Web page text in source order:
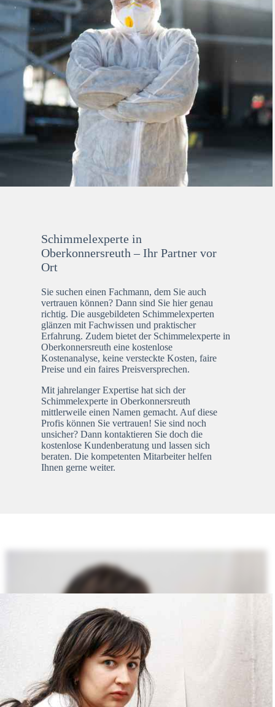
Schimmelexperte in
Oberkonnersreuth – Ihr Partner vor
Ort
Sie suchen einen Fachmann, dem Sie auch
vertrauen können? Dann sind Sie hier genau
richtig. Die ausgebildeten Schimmelexperten
glänzen mit Fachwissen und praktischer
Erfahrung. Zudem bietet der Schimmelexperte in
Oberkonnersreuth eine kostenlose
Kostenanalyse, keine versteckte Kosten, faire
Preise und ein faires Preisversprechen.
Mit jahrelanger Expertise hat sich der
Schimmelexperte in Oberkonnersreuth
mittlerweile einen Namen gemacht. Auf diese
Profis können Sie vertrauen! Sie sind noch
unsicher? Dann kontaktieren Sie doch die
kostenlose Kundenberatung und lassen sich
beraten. Die kompetenten Mitarbeiter helfen
Ihnen gerne weiter.